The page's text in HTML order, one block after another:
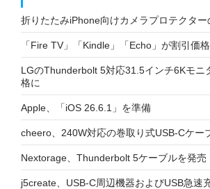
折りたたみiPhone向けカメラプロテクター
「Fire TV」「Kindle」「Echo」が割引価
LGのThunderbolt 5対応31.5インチ6Kモニ
格に
Apple、「iOS 26.6.1」を準備
cheero、240W対応の巻取り式USB-Cケー
Nextorage、Thunderbolt 5ケーブルを発売
j5create、USB-C周辺機器およびUSB急速